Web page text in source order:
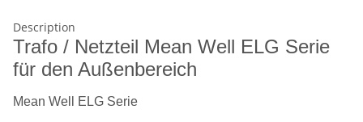
Description
Trafo / Netzteil Mean Well ELG Serie
für den Außenbereich
Mean Well ELG Serie